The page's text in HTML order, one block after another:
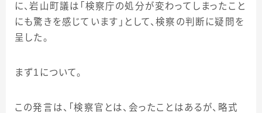
に、岩山町議は「検察庁の処分が変わってしまったこと
にも驚きを感じています」として、検察の判断に疑問を
呈した。
まず1 について。
この発言は、「検察官とは、会ったことはあるが、略式